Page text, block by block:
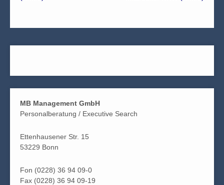
MB Management GmbH
Personalberatung / Executive Search
Ettenhausener Str. 15
53229 Bonn
Fon (0228) 36 94 09-0
Fax (0228) 36 94 09-19